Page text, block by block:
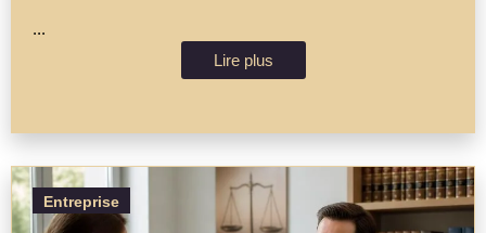
...
Lire plus
Entreprise